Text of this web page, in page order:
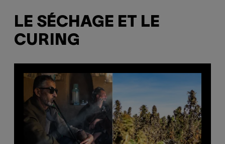
LE SÉCHAGE ET LE
CURING